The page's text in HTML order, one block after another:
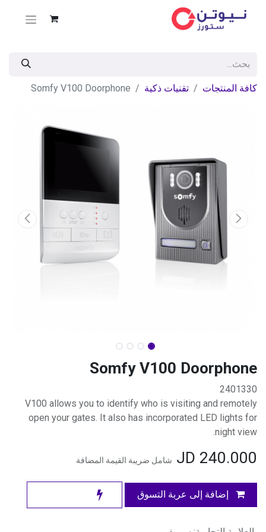
كافة المنتجات تقنيات ذكية Somfy V100 Doorphone
Somfy V100 Doorphone
2401330
V100 allows you to identify who is visiting and remotely
open your gates. It also has incorporated LED lights for
night view.
240.000 شامل ضريبة القيمة المضافة
إضافة إلى عربة التسوق